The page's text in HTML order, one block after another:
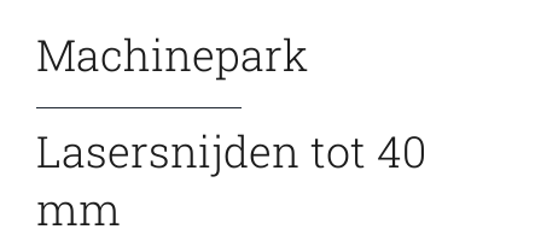
Machinepark
Lasersnijden tot 40
mm